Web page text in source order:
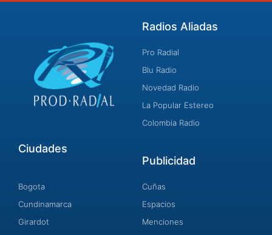
Radios Aliadas
Pro Radial
Blu Radio
Novedad Radio
La Popular Estereo
Colombia Radio
Ciudades
Bogota
Cundinamarca
Girardot
Publicidad
Cuñas
Espacios
Menciones